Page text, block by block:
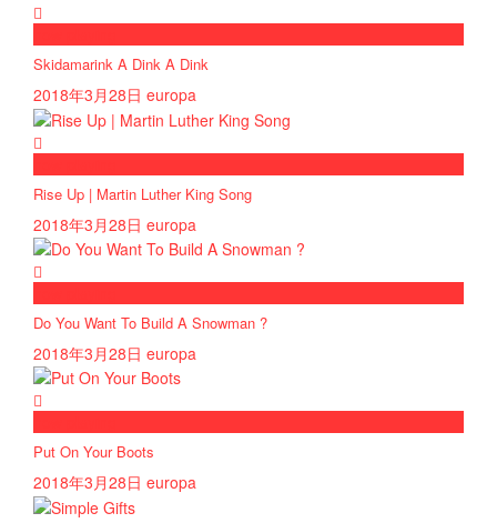
Skidamarink A Dink A Dink
2018年3月28日 europa
Rise Up | Martin Luther King Song
2018年3月28日 europa
Do You Want To Build A Snowman ?
2018年3月28日 europa
Put On Your Boots
2018年3月28日 europa